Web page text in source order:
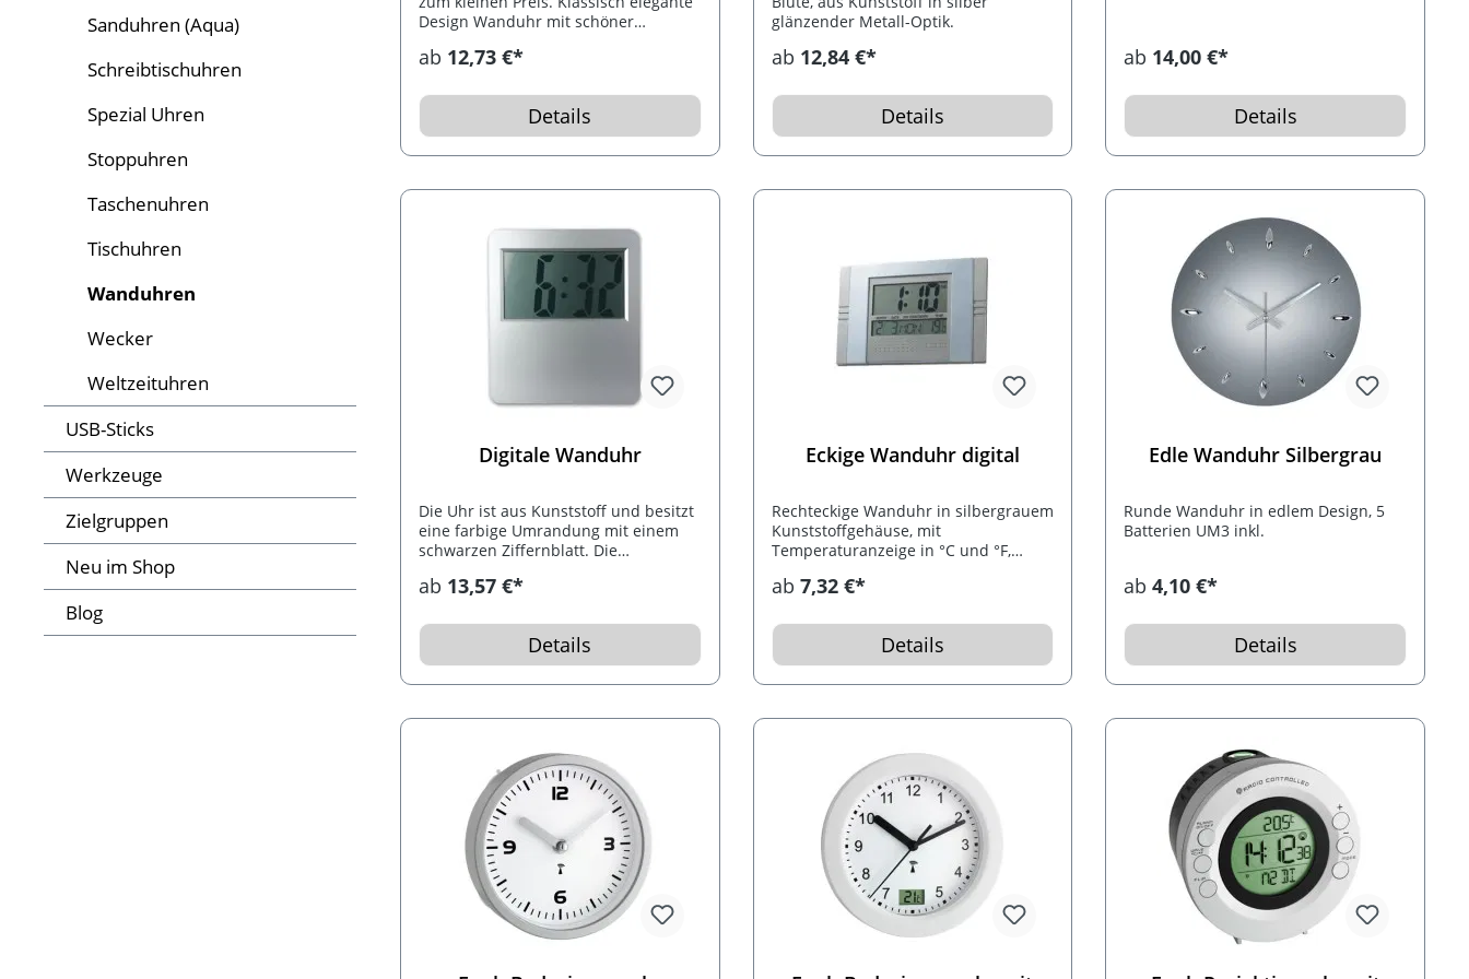
Sanduhren (Aqua)
Schreibtischuhren
Spezial Uhren
Stoppuhren
Taschenuhren
Tischuhren
Wanduhren
Wecker
Weltzeituhren
USB-Sticks
Werkzeuge
Zielgruppen
Neu im Shop
Blog
Design Wanduhr mit schöner
ab 12,73 €*
Details
glänzender Metall-Optik.
ab 12,84 €*
Details
ab 14,00 €*
Details
Digitale Wanduhr
Die Uhr ist aus Kunststoff und besitzt
eine farbige Umrandung mit einem
schwarzen Ziffernblatt. Die
verschiedenen Farbkombinationen
ab 13,57 €*
Details
Eckige Wanduhr digital
Rechteckige Wanduhr in silbergrauem
Kunststoffgehäuse, mit
Temperaturanzeige in °C und °F,
Auch als Tischuhr verwendbar. Inkl. 2
ab 7,32 €*
Details
Edle Wanduhr Silbergrau
Runde Wanduhr in edlem Design, 5
Batterien UM3 inkl.
ab4,10 €*
Details